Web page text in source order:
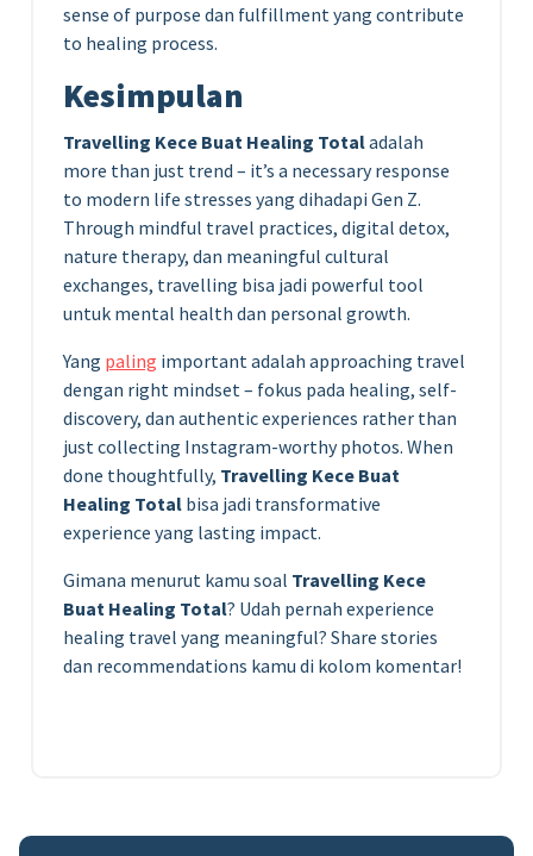
sense of purpose dan fulfillment yang contribute
to healing process.
Kesimpulan
Travelling Kece Buat Healing Totaladalah
more than just trend – it’s a necessary response
to modern life stresses yang dihadapi Gen Z.
Through mindful travel practices, digital detox,
nature therapy, dan meaningful cultural
exchanges, travelling bisa jadi powerful tool
untuk mental health dan personal growth.
Yang paling important adalah approaching travel
dengan right mindset – fokus pada healing, self-
discovery, dan authentic experiences rather than
just collecting Instagram-worthy photos. When
done thoughtfully, Travelling Kece Buat
Healing Total bisa jadi transformative
experience yang lasting impact.
Gimana menurut kamu soal Travelling Kece
Buat Healing Total? Udah pernah experience
healing travel yang meaningful? Share stories
dan recommendations kamu di kolom komentar!